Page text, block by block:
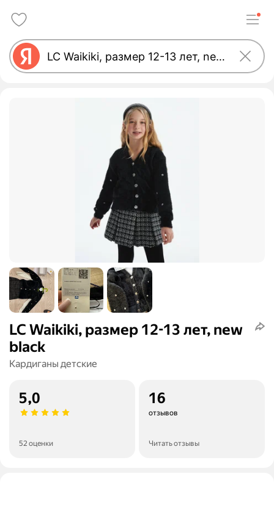
LC Waikiki, размер 12-13 лет, new
black
Кардиганы детские
5,0
52 оценки
16
отзывов
Читать отзывы